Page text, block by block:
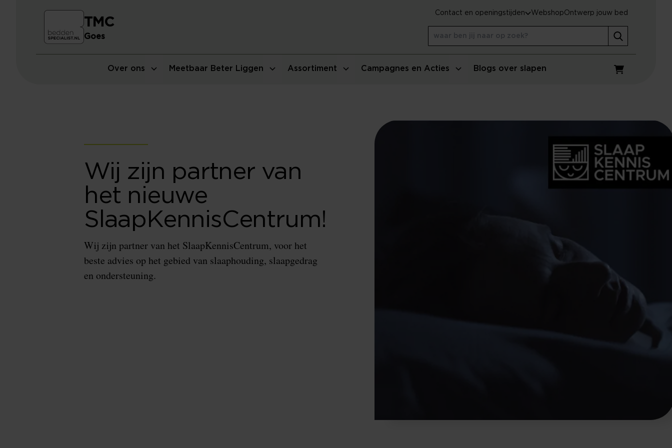
Over ons Meetbaar Beter Liggen Assortiment Campagnes en Acties Blogs over slapen
Winkelwagen
TMC
Goes
Contact en openingstijden WebshopOntwerp jouw bed
Wij zijn partner van
het nieuwe
SlaapKennisCentrum!
Wij zijn partner van het SlaapKennisCentrum, voor het
beste advies op het gebied van slaaphouding, slaapgedrag
en ondersteuning.